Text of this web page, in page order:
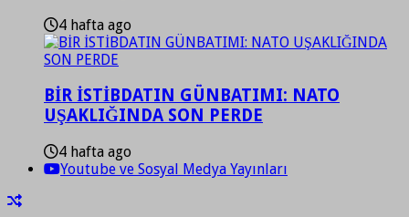
4 hafta ago
BİR İSTİBDATIN GÜNBATIMI: NATO
UŞAKLIĞINDA SON PERDE
4 hafta ago
Youtube ve Sosyal Medya Yayınları